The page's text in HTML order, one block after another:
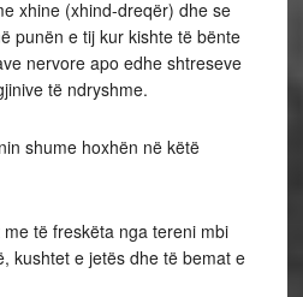
xhine (xhind-dreqër) dhe se
punën e tij kur kishte të bënte
nervore apo edhe shtreseve
të ndryshme.
shume hoxhën në këtë
të freskëta nga tereni mbi
kushtet e jetës dhe të bemat e